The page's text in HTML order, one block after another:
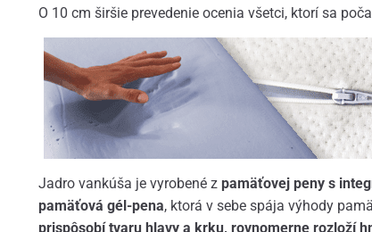
O 10 cm širšie prevedenie ocenia všetci, ktorí sa
Jadro vankúša je vyrobené z pamäťovej peny s
pamäťová gél-pena, ktorá v sebe spája výhody
prispôsobí tvaru hlavy a krku, rovnomerne rozloží